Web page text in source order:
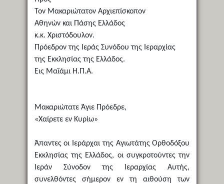
Τον Μακαριώτατον Αρχιεπίσκοπον
Αθηνών και Πάσης Ελλάδος
κ.κ. Χριστόδουλον.
Πρόεδρον της Ιεράς Συνόδου της Ιεραρχίας
της Εκκλησίας της Ελλάδος.
Εις Μαϊάμι Η.Π.Α.
Μακαριώτατε Άγιε Πρόεδρε,
«Χαίρετε εν Κυρίω»
Άπαντες οι Ιεράρχαι της Αγιωτάτης Ορθοδόξου
Εκκλησίας της Ελλάδος, οι συγκροτούντες την
Ιεράν Σύνοδον της Ιεραρχίας Αυτής,
συνελθόντες σήμερον εν τη αιθούση των